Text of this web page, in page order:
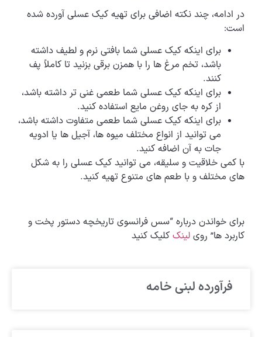
در ادامه، چند نکته اضافی برای تهیه کیک عسلی آورده شده
است:
برای اینکه کیک عسلی شما بافتی نرم و لطیف داشته
باشد، تخم مرغ ها را با همزن برقی بزنید تا کاملاً پف
کنند.
برای اینکه کیک عسلی شما طعمی غنی تر داشته باشد،
از کره به جای روغن مایع استفاده کنید.
برای اینکه کیک عسلی شما طعمی متفاوت داشته باشد،
می توانید از انواع مختلف میوه ها، آجیل ها یا ادویه
جات به آن اضافه کنید.
با کمی خلاقیت و سلیقه، می توانید کیک عسلی را به شکل
های مختلف و با طعم های متنوع تهیه کنید.
برای خواندن درباره “سس فرانسوی تاریخچه دستور پخت و
کاربرد ها” روی لینک کلیک کنید
فرآورده لبنی خامه